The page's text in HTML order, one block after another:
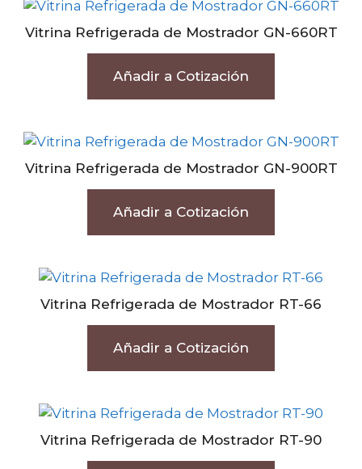
Vitrina Refrigerada de Mostrador GN-660RT
Añadir a Cotización
Vitrina Refrigerada de Mostrador GN-900RT
Añadir a Cotización
Vitrina Refrigerada de Mostrador RT-66
Añadir a Cotización
Vitrina Refrigerada de Mostrador RT-90